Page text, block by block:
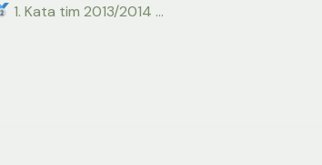
1. Kata tim 2013/2014 …